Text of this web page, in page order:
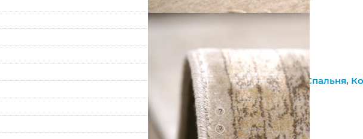
3,5 мм
1177 473440
Гостиная,Зал,Спальня,
На пол
?
Джутовая
?
Рельефный